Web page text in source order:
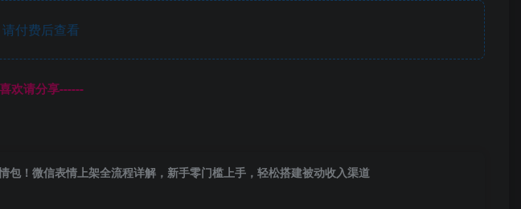
付费后查看
欢请分享------
包！微信表情上架全流程详解，新手零门槛上手，轻松搭建被动收入渠道